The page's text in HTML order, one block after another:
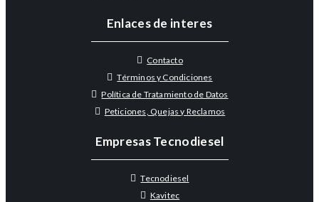
Enlaces de interes
Contacto
Términos y Condiciones
Política de Tratamiento de Datos
Peticiones, Quejas y Reclamos
Empresas Tecnodiesel
Tecnodiesel
Kavitec